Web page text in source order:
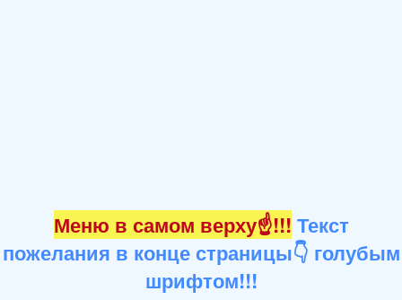
Меню в самом верху☝!!! Текст
пожелания в конце страницы👇 голубым
шрифтом!!!